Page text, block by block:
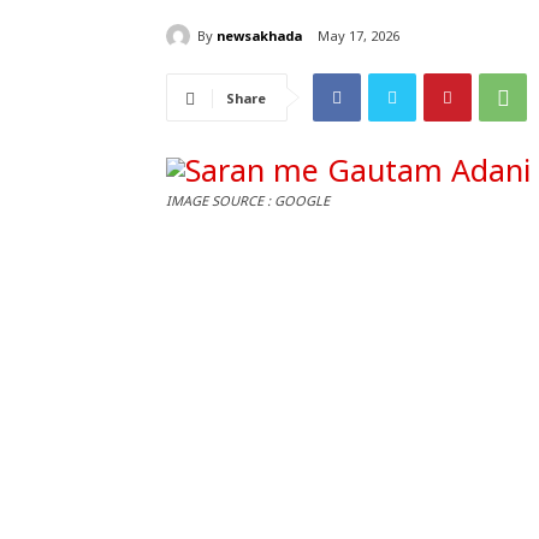
By newsakhada May 17, 2026
Share
IMAGE SOURCE : GOOGLE